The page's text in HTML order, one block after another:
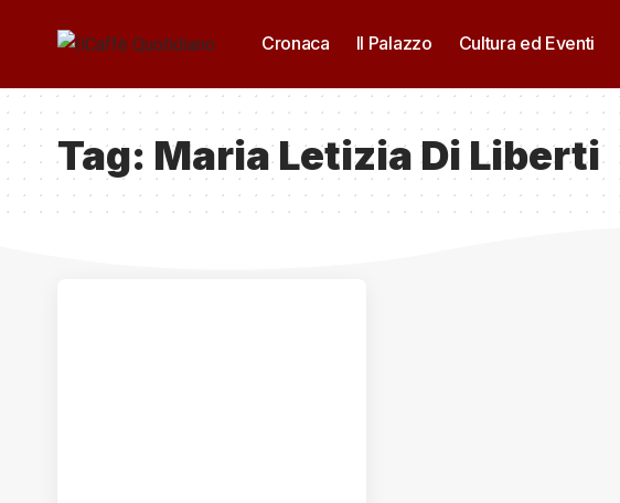
Cronaca Il Palazzo Cultura ed Eventi
Tag: Maria Letizia Di Liberti